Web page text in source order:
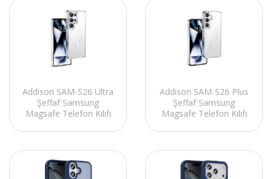
Addison SAM-S26 Ultra
Şeffaf Samsung
Magsafe Telefon Kılıfı
Addison SAM-S26 Plus
Şeffaf Samsung
Magsafe Telefon Kılıfı